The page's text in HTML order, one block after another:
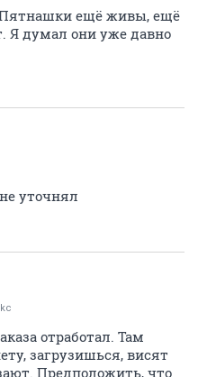
Пятнашки ещё живы, ещё
Я думал они уже давно
уточнял
отработал. Там
загрузишься, висят
Предположить, что